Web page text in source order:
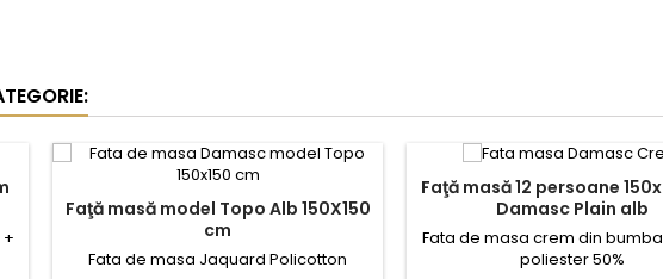
Faţă masă model Topo Alb 150X150
cm
Fata de masa Jaquard Policotton
Faţă masă 12 persoane
Damasc Plain alb
Fata de masa crem din
poliester 50%